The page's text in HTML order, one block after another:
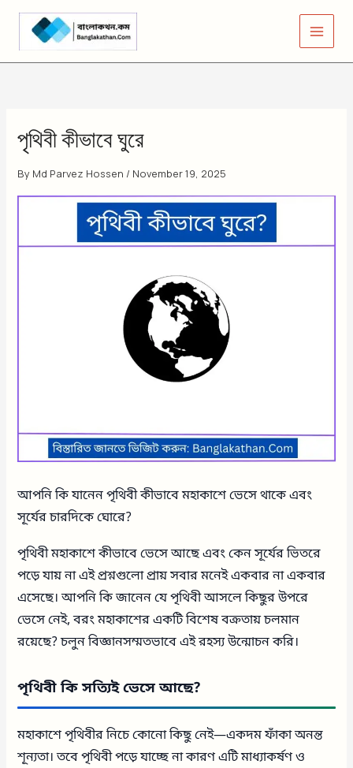
Skip
content
পৃথিবী কীভাবে ঘুরে
By Md Parvez Hossen / November 19, 2025
আপনি কি যানেন পৃথিবী কীভাবে মহাকাশে ভেসে থাকে এবং
সূর্যের চারদিকে ঘোরে?
পৃথিবী মহাকাশে কীভাবে ভেসে আছে এবং কেন সূর্যের ভিতরে
পড়ে যায় না এই প্রশ্নগুলো প্রায় সবার মনেই একবার না একবার
এসেছে। আপনি কি জানেন যে পৃথিবী আসলে কিছুর উপরে
ভেসে নেই, বরং মহাকাশের একটি বিশেষ বক্রতায় চলমান
রয়েছে? চলুন বিজ্ঞানসম্মতভাবে এই রহস্য উন্মোচন করি।
পৃথিবী কি সত্যিই ভেসে আছে?
মহাকাশে পৃথিবীর নিচে কোনো কিছু নেই—একদম ফাঁকা অনন্ত
শূন্যতা। তবে পৃথিবী পড়ে যাচ্ছে না কারণ এটি মাধ্যাকর্ষণ ও